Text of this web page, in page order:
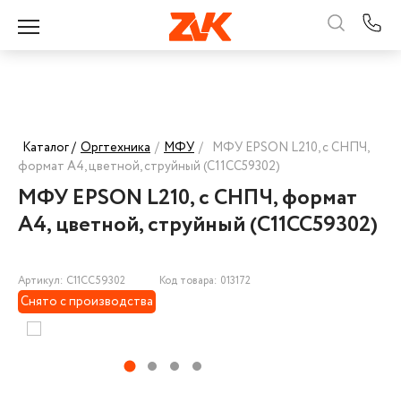
Каталог / Оргтехника / МФУ / МФУ EPSON L210, с СНПЧ,
формат А4, цветной, струйный (C11CC59302)
МФУ EPSON L210, с СНПЧ, формат
А4, цветной, струйный (C11CC59302)
Артикул: C11CC59302 Код товара: 013172
Снято с производства